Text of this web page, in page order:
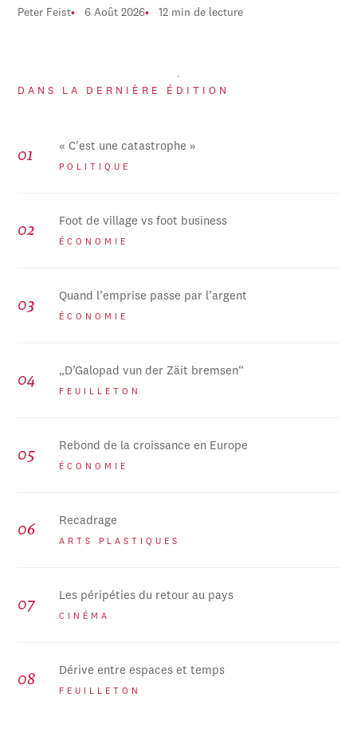
Peter Feist 6 Août 2026 12 min de lecture
DANS LA DERNIÈRE ÉDITION
« C'est une catastrophe »
POLITIQUE
Foot de village vs foot business
ÉCONOMIE
Quand l’emprise passe par l’argent
ÉCONOMIE
„D’Galopad vun der Zäit bremsen“
FEUILLETON
Rebond de la croissance en Europe
ÉCONOMIE
Recadrage
ARTS PLASTIQUES
Les péripéties du retour au pays
CINÉMA
Dérive entre espaces et temps
FEUILLETON